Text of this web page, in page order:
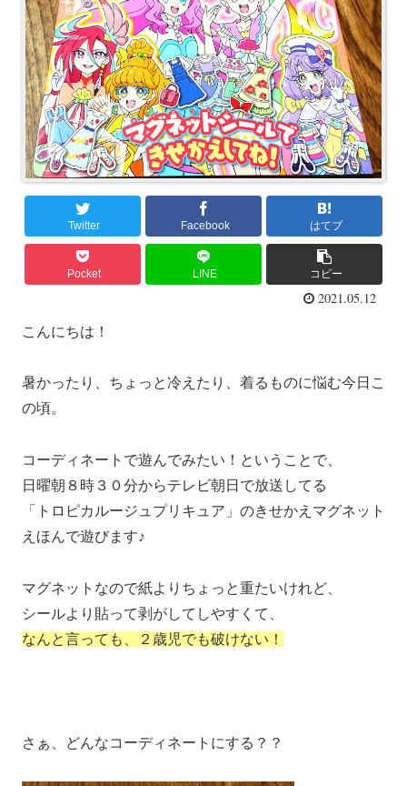
Twitter Facebook はてブ
Pocket LINE コピー
2021.05.12
こんにちは！
暑かったり、ちょっと冷えたり、着るものに悩む今日こ
の頃。
コーディネートで遊んでみたい！ということで、
日曜朝８時３０分からテレビ朝日で放送してる
「トロピカルージュプリキュア」のきせかえマグネット
えほんで遊びます♪
マグネットなので紙よりちょっと重たいけれど、
シールより貼って剥がしてしやすくて、
なんと言っても、２歳児でも破けない！
さぁ、どんなコーディネートにする？？